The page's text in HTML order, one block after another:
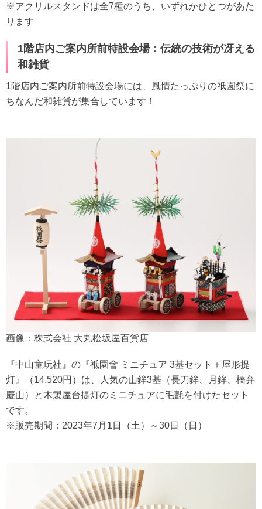
※アクリルスタンドは全7種のうち、いずれかひとつがあた
ります
1階店内ご案内所前特設会場：伝統の技術が冴える
和雑貨
1階店内ご案内所前特設会場には、風情たっぷりの祇園祭に
ちなんだ和雑貨が集合しています！
画像：株式会社 大丸松坂屋百貨店
『中山童玩社』の『祗園會 ミニチュア 3基セット＋屋形提
灯』（14,520円）は、人気の山鉾3基（長刀鉾、月鉾、橋弁
慶山）と木製屋台提灯のミニチュアに毛氈を付けたセット
です。
※販売期間：2023年7月1日（土）～30日（日）